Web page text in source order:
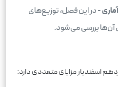
- در این فصل، توزیع‌های
آن‌ها بررسی می‌شود.
اسفندیار مزایای متعددی دارد: